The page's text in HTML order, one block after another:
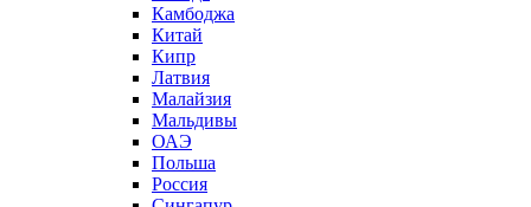
Камбоджа
Китай
Кипр
Латвия
Малайзия
Мальдивы
ОАЭ
Польша
Россия